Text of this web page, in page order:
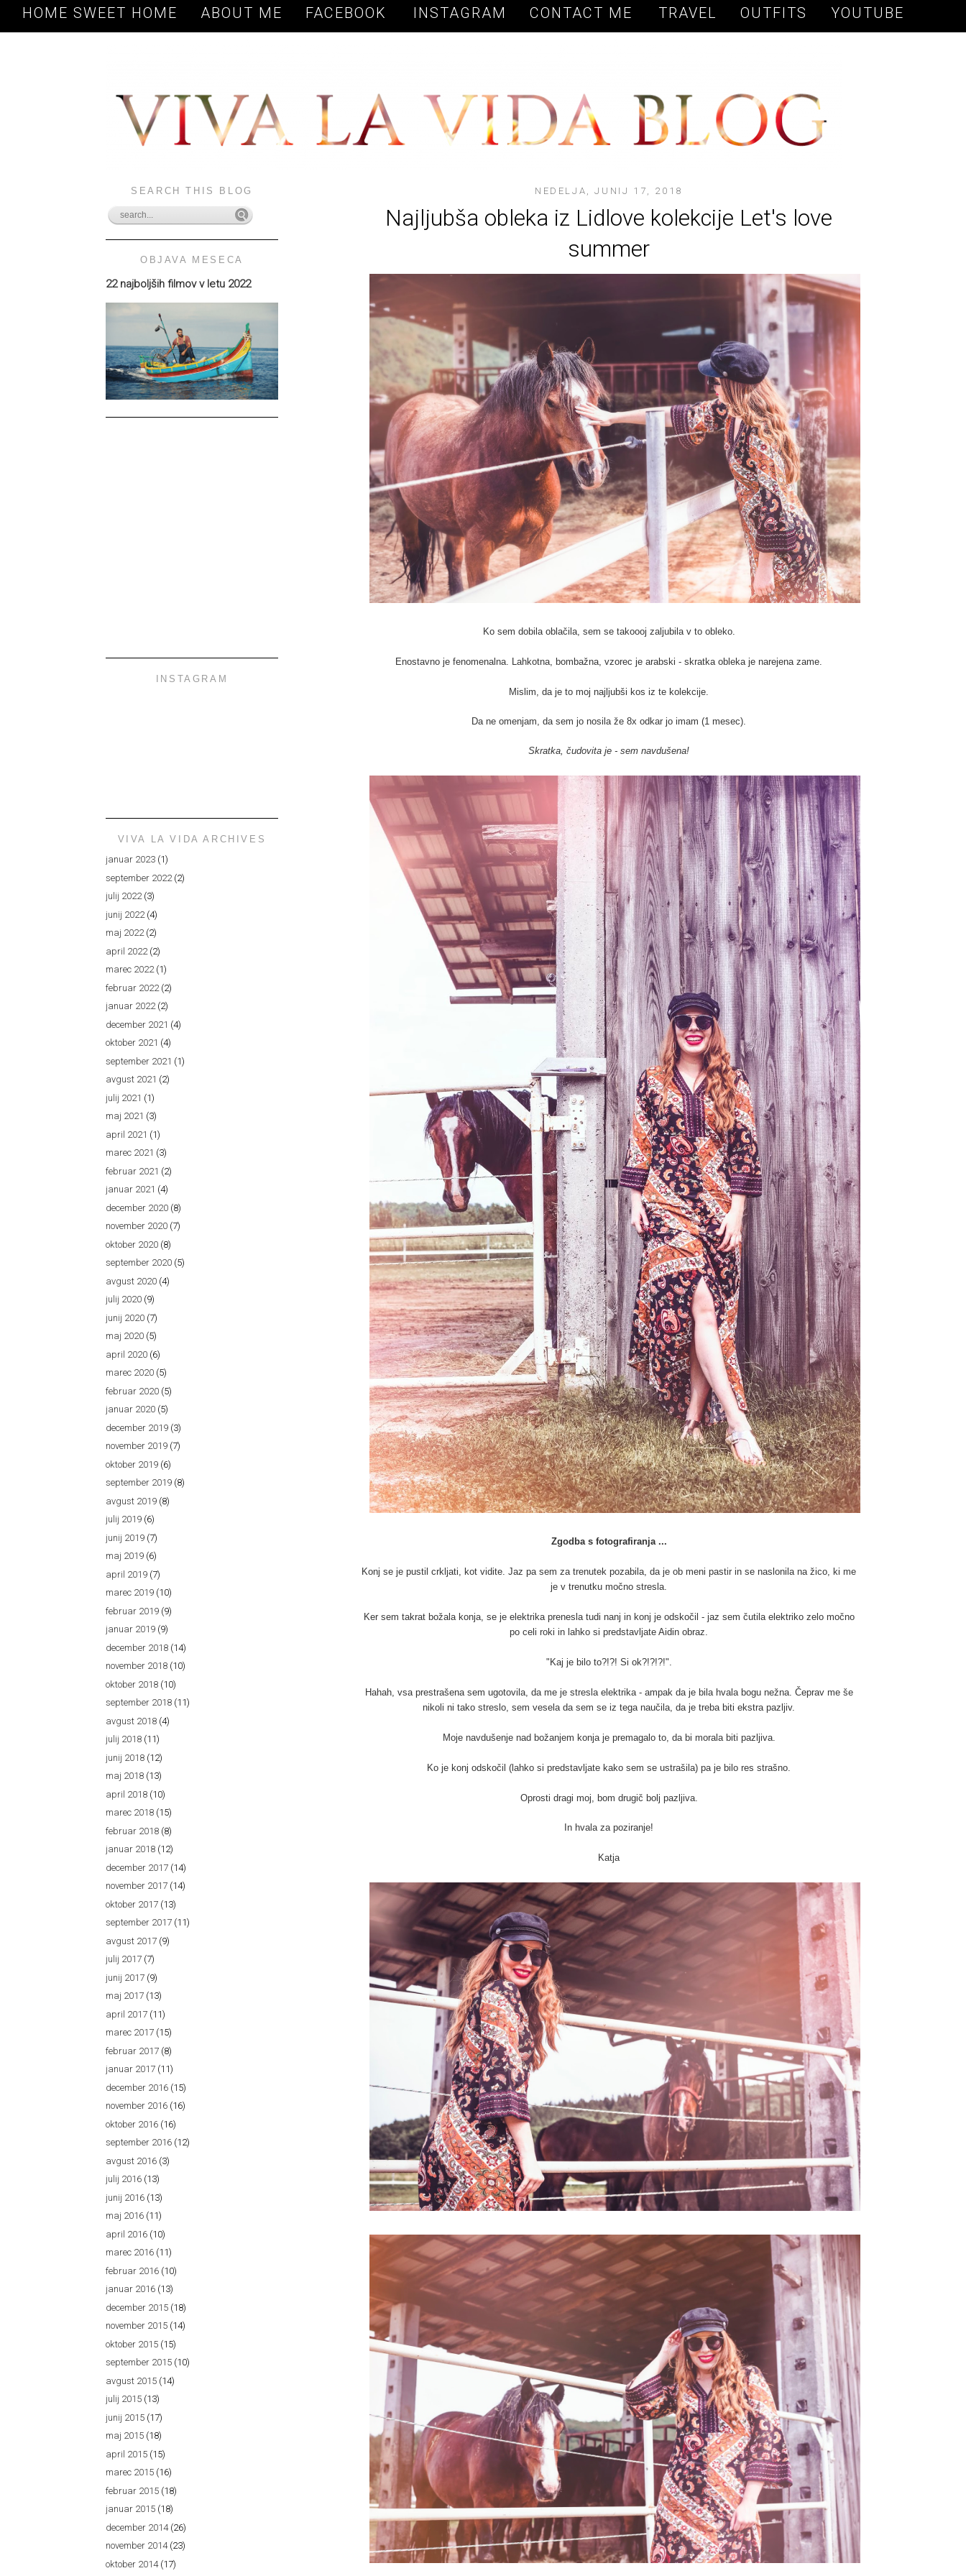
Vow to Fashion
HOME SWEET HOME ABOUT ME FACEBOOK INSTAGRAM CONTACT ME TRAVEL OUTFITS YOUTUBE
NEDELJA, JUNIJ 17, 2018
Najljubša obleka iz Lidlove kolekcije Let's love
summer
Ko sem dobila oblačila, sem se takoooj zaljubila v to obleko.
Enostavno je fenomenalna. Lahkotna, bombažna, vzorec je arabski - skratka obleka je narejena zame.
Mislim, da je to moj najljubši kos iz te kolekcije.
Da ne omenjam, da sem jo nosila že 8x odkar jo imam (1 mesec).
Skratka, čudovita je - sem navdušena!
Zgodba s fotografiranja ...
Konj se je pustil crkljati, kot vidite. Jaz pa sem za trenutek pozabila, da je ob meni pastir in se naslonila na žico, ki me
je v trenutku močno stresla.
Ker sem takrat božala konja, se je elektrika prenesla tudi nanj in konj je odskočil - jaz sem čutila elektriko zelo močno
po celi roki in lahko si predstavljate Aidin obraz.
"Kaj je bilo to?!?! Si ok?!?!?!".
Hahah, vsa prestrašena sem ugotovila, da me je stresla elektrika - ampak da je bila hvala bogu nežna. Čeprav me še
nikoli ni tako streslo, sem vesela da sem se iz tega naučila, da je treba biti ekstra pazljiv.
Moje navdušenje nad božanjem konja je premagalo to, da bi morala biti pazljiva.
Ko je konj odskočil (lahko si predstavljate kako sem se ustrašila) pa je bilo res strašno.
Oprosti dragi moj, bom drugič bolj pazljiva.
In hvala za poziranje!
Katja
SEARCH THIS BLOG
OBJAVA MESECA
22 najboljših filmov v letu 2022
INSTAGRAM
VIVA LA VIDA ARCHIVES
januar 2023 (1)
september 2022 (2)
julij 2022(3)
junij 2022 (4)
maj 2022(2)
april 2022 (2)
marec 2022(1)
februar 2022 (2)
januar 2022(2)
december 2021 (4)
oktober 2021 (4)
september 2021 (1)
avgust 2021 (2)
julij 2021 (1)
maj 2021 (3)
april 2021 (1)
marec 2021 (3)
februar 2021 (2)
januar 2021 (4)
december 2020 (8)
november 2020 (7)
oktober 2020 (8)
september 2020 (5)
avgust 2020 (4)
julij 2020 (9)
junij 2020 (7)
maj 2020 (5)
april 2020 (6)
marec 2020 (5)
februar 2020 (5)
januar 2020 (5)
december 2019 (3)
november 2019 (7)
oktober 2019 (6)
september 2019 (8)
avgust 2019 (8)
julij 2019 (6)
junij 2019 (7)
maj 2019 (6)
april 2019 (7)
marec 2019 (10)
februar 2019 (9)
januar 2019 (9)
december 2018 (14)
november 2018 (10)
oktober 2018 (10)
september 2018 (11)
avgust 2018 (4)
julij 2018 (11)
junij 2018 (12)
maj 2018 (13)
april 2018 (10)
marec 2018 (15)
februar 2018 (8)
januar 2018 (12)
december 2017 (14)
november 2017 (14)
oktober 2017 (13)
september 2017 (11)
avgust 2017 (9)
julij 2017 (7)
junij 2017 (9)
maj 2017 (13)
april 2017 (11)
marec 2017 (15)
februar 2017 (8)
januar 2017 (11)
december 2016 (15)
november 2016 (16)
oktober 2016 (16)
september 2016 (12)
avgust 2016 (3)
julij 2016 (13)
junij 2016 (13)
maj 2016 (11)
april 2016 (10)
marec 2016 (11)
februar 2016 (10)
januar 2016 (13)
december 2015 (18)
november 2015 (14)
oktober 2015 (15)
september 2015 (10)
avgust 2015 (14)
julij 2015 (13)
junij 2015 (17)
maj 2015 (18)
april 2015 (15)
marec 2015 (16)
februar 2015 (18)
januar 2015 (18)
december 2014(26)
november 2014(23)
oktober 2014(17)